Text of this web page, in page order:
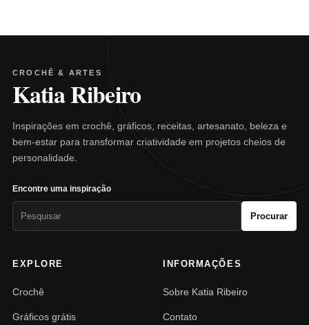
CROCHÊ & ARTES
Katia Ribeiro
Inspirações em crochê, gráficos, receitas, artesanato, beleza e
bem-estar para transformar criatividade em projetos cheios de
personalidade.
Encontre uma inspiração
Procurar
EXPLORE
Crochê
Gráficos grátis
INFORMAÇÕES
Sobre Katia Ribeiro
Contato